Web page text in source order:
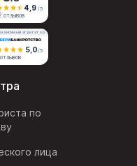
4,9 /5
отзывов
агрегатор
5,0/5
по
лица